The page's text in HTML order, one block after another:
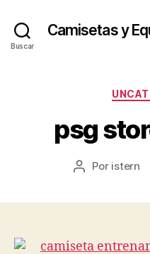
Buscar
Camisetas y
psg
Autor
Por istern